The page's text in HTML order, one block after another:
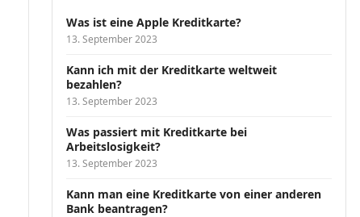
Was ist eine Apple Kreditkarte?
13. September 2023
Kann ich mit der Kreditkarte weltweit
bezahlen?
13. September 2023
Was passiert mit Kreditkarte bei
Arbeitslosigkeit?
13. September 2023
Kann man eine Kreditkarte von einer anderen
Bank beantragen?